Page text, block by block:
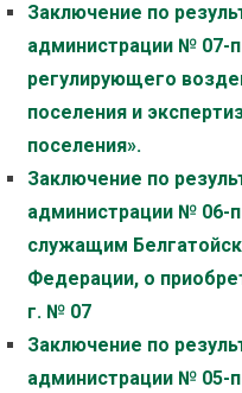
Заключение по
администрации № 07-
регулирующего
поселения и
поселения».
Заключение по
администрации № 06-
служащим
Федерации, о
г. № 07
Заключение по
администрации № 05-